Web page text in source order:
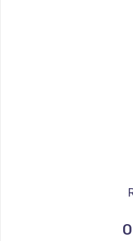
Ремонт
Ремонт